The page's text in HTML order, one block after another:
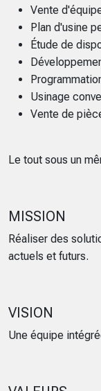
Vente
Plan d'usine
Étude de
Usinage
Vente de
Le tout sous un
MISSION
Réaliser des
actuels et futurs.
VISION
Une équipe